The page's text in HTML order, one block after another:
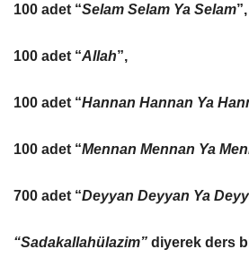
100 adet “Selam Selam Ya Selam”,
100 adet “Allah”,
100 adet “Hannan Hannan Ya
100 adet “Mennan Mennan Ya
700 adet “Deyyan Deyyan Ya
“Sadakallahülazim” diyerek ders